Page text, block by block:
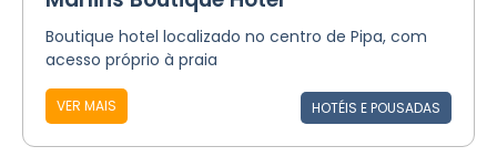
Boutique hotel localizado no centro de Pipa, com
acesso próprio à praia
VER MAIS HOTÉIS E POUSADAS